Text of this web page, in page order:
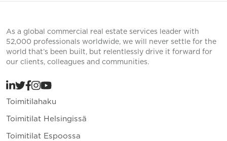
As a global commercial real estate services leader with
52,000 professionals worldwide, we will never settle for the
world that’s been built, but relentlessly drive it forward for
our clients, colleagues and communities.
Toimitilahaku
Toimitilat Helsingissä
Toimitilat Espoossa